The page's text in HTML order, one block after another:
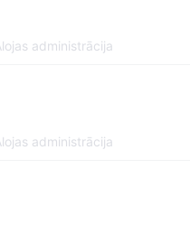
administrācija
administrācija